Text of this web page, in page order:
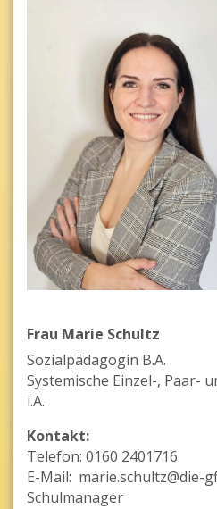
Frau Marie Schultz
Sozialpädagogin B.A.
Systemische Einzel-, Paar-
i.A.
Kontakt:
Telefon: 0160 2401716
E-Mail: marie.schultz@die-
Schulmanager